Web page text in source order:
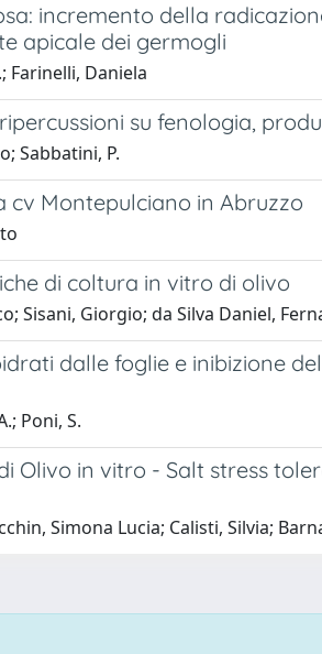
incremento della
apicale dei germogli
Farinelli, Daniela
su fenologia,
Sabbatini, P.
cv Montepulciano in Abruzzo
di coltura in vitro di olivo
Sisani, Giorgio; da Silva Daniel,
dalle foglie e inibizione
Poni, S.
Olivo in vitro - Salt stress
Simona Lucia; Calisti, Silvia;